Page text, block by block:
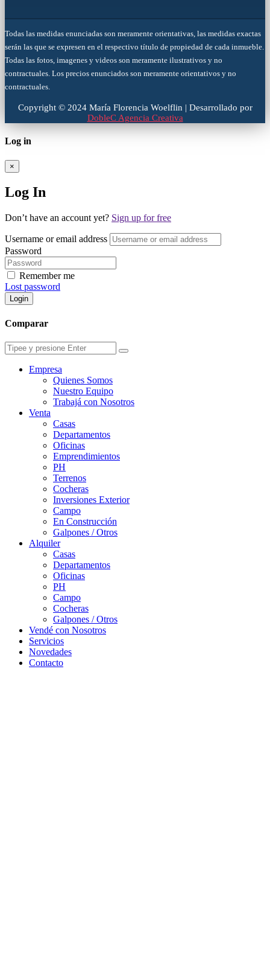
Todas las medidas enunciadas son meramente orientativas, las medidas exactas
serán las que se expresen en el respectivo título de propiedad de cada inmueble.
Todas las fotos, imagenes y videos son meramente ilustrativos y no
contractuales. Los precios enunciados son meramente orientativos y no
contractuales.
Copyright © 2024 María Florencia Woelflin | Desarrollado por
DobleC Agencia Creativa
Log in
×
Log In
Don’t have an account yet? Sign up for free
Username or email address
Password
Remember me
Lost password
Login
Comparar
Empresa
Quienes Somos
Nuestro Equipo
Trabajá con Nosotros
Venta
Casas
Departamentos
Oficinas
Emprendimientos
PH
Terrenos
Cocheras
Inversiones Exterior
Campo
En Construcción
Galpones / Otros
Alquiler
Casas
Departamentos
Oficinas
PH
Campo
Cocheras
Galpones / Otros
Vendé con Nosotros
Servicios
Novedades
Contacto